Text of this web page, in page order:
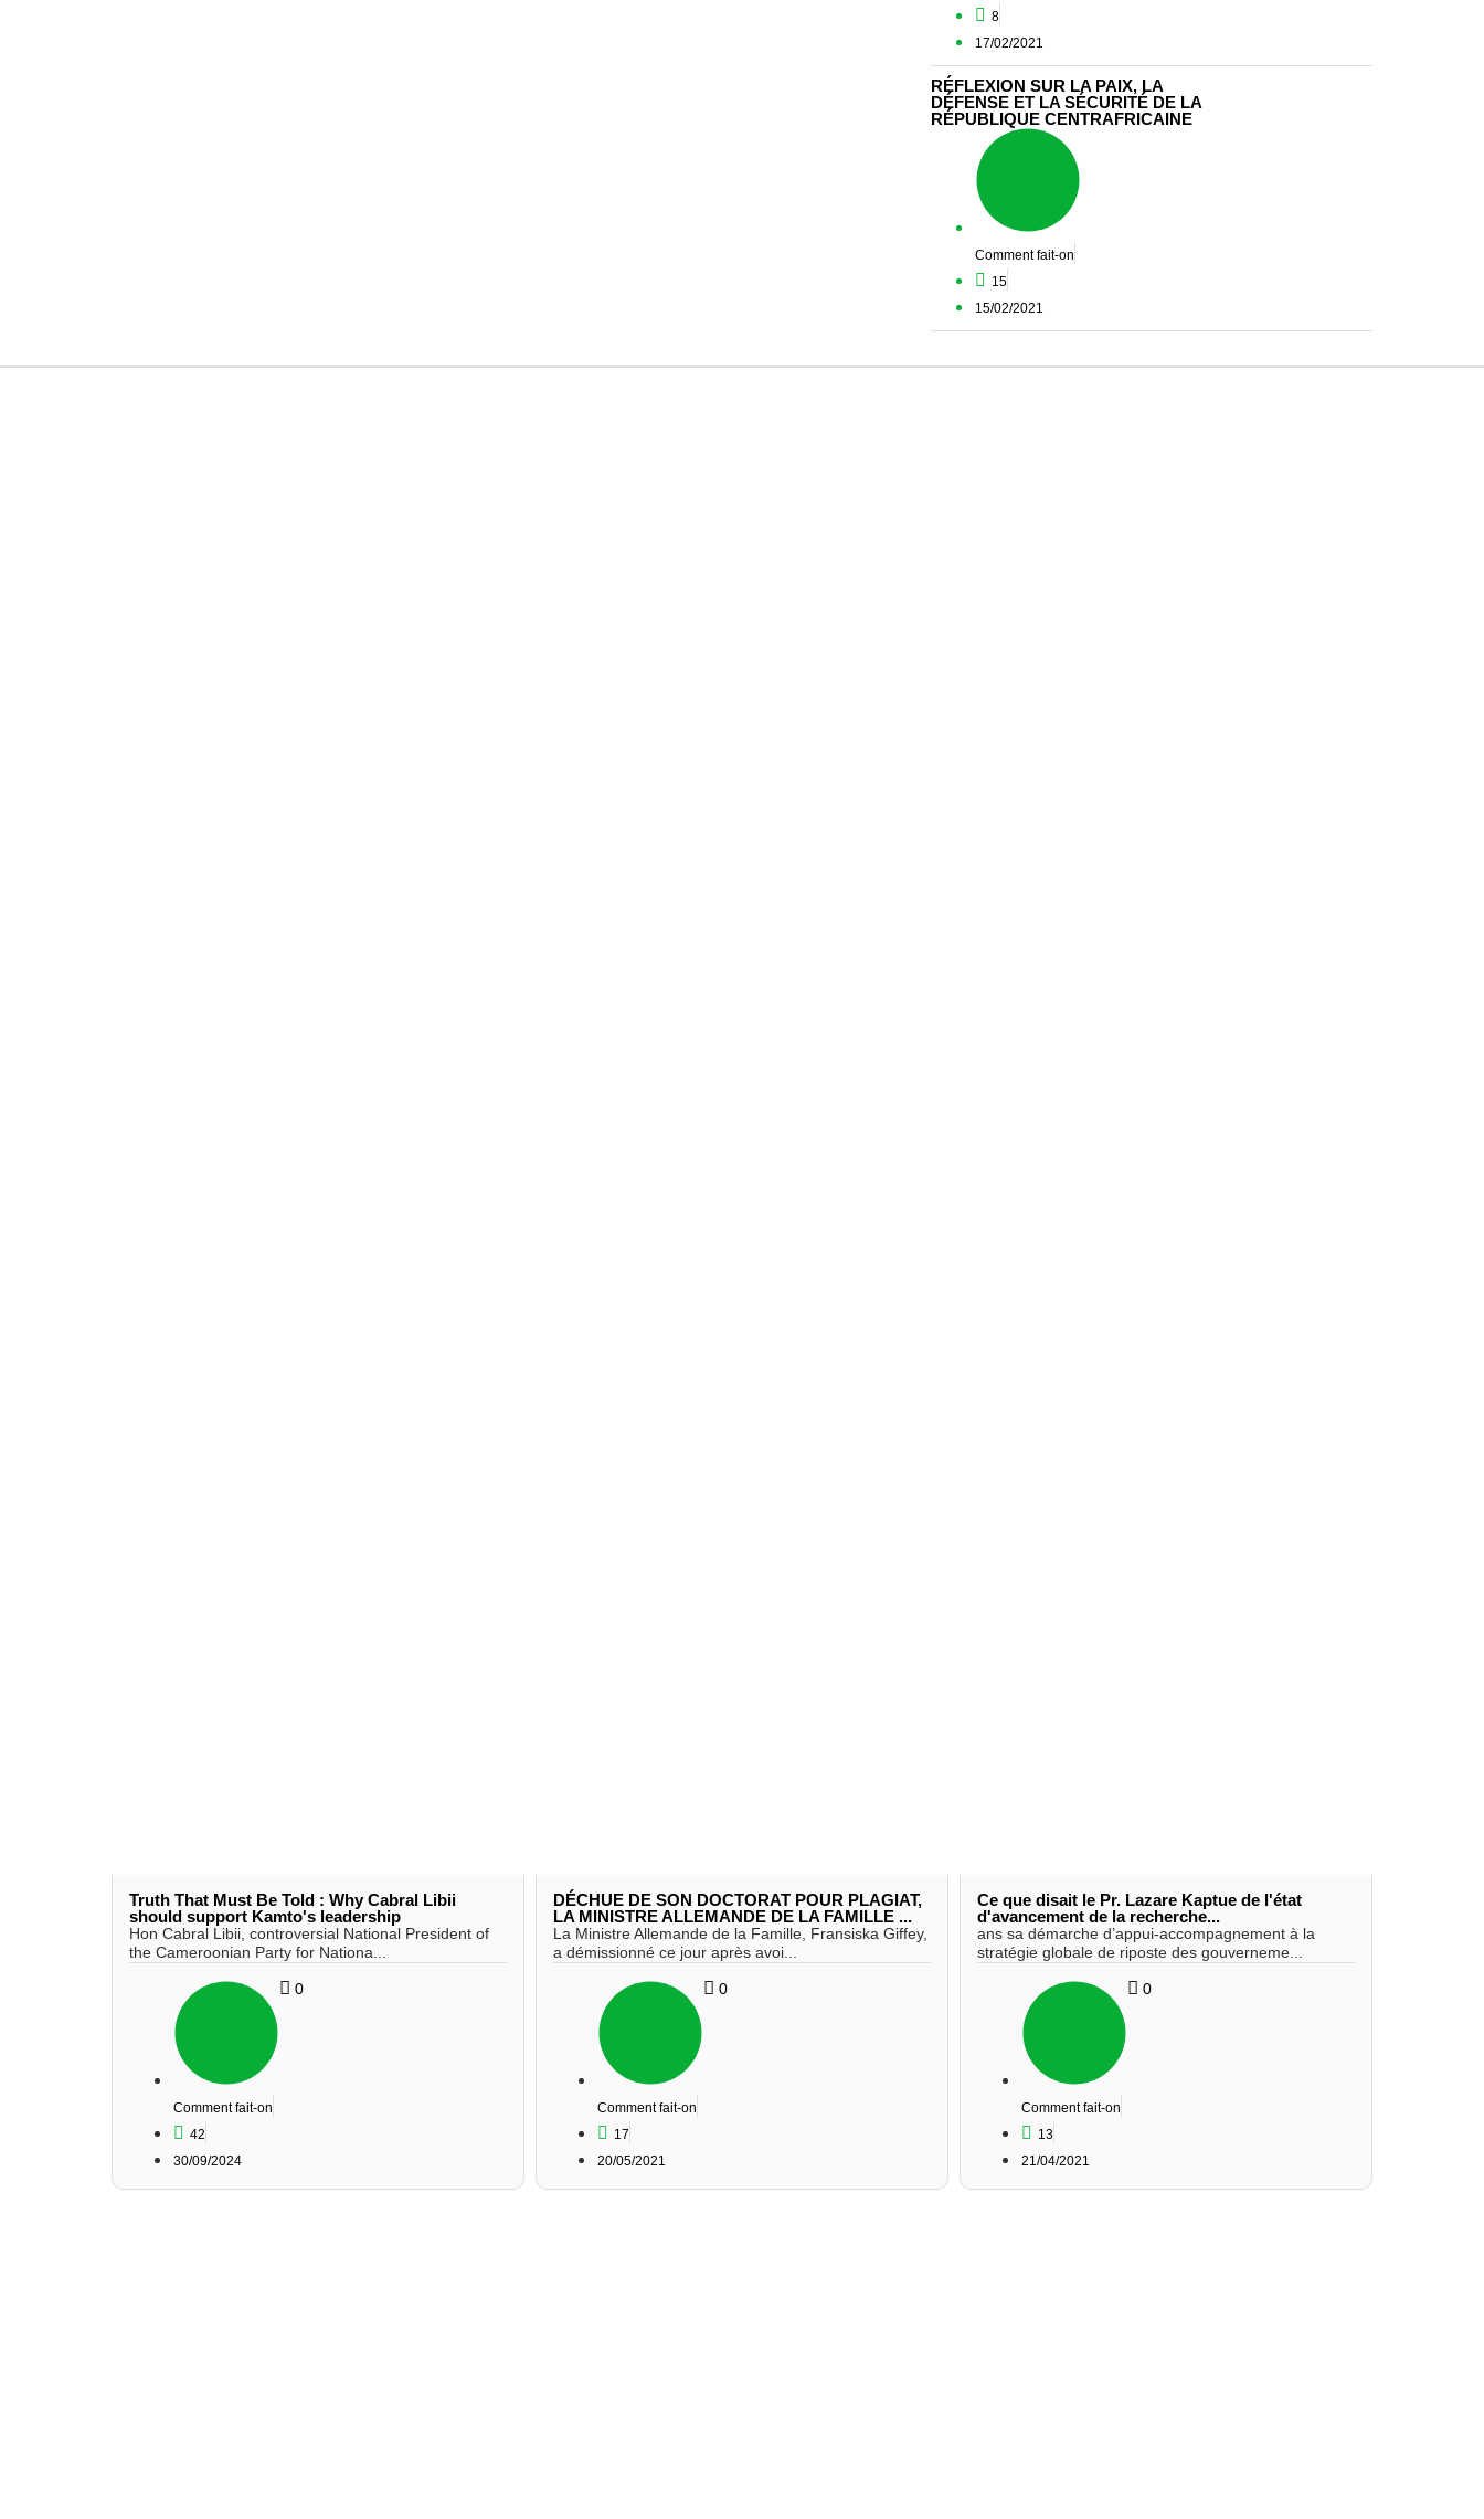
8
17/02/2021
RÉFLEXION SUR LA PAIX, LA
DÉFENSE ET LA SÉCURITÉ DE LA
RÉPUBLIQUE CENTRAFRICAINE
Comment fait-on
15
15/02/2021
Truth That Must Be Told : Why Cabral Libii
should support Kamto's leadership
Hon Cabral Libii, controversial National President of
the Cameroonian Party for Nationa...
Comment fait-on
42
30/09/2024
0
DÉCHUE DE SON DOCTORAT POUR PLAGIAT,
LA MINISTRE ALLEMANDE DE LA FAMILLE ...
La Ministre Allemande de la Famille, Fransiska Giffey,
a démissionné ce jour après avoi...
Comment fait-on
17
20/05/2021
0
Ce que disait le Pr. Lazare Kaptue de l'état
d'avancement de la recherche...
ans sa démarche d’appui-accompagnement à la
stratégie globale de riposte des gouverneme...
Comment fait-on
13
21/04/2021
0